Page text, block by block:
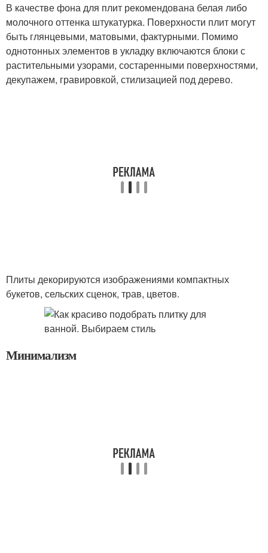
В качестве фона для плит рекомендована белая либо
молочного оттенка штукатурка. Поверхности плит могут
быть глянцевыми, матовыми, фактурными. Помимо
однотонных элементов в укладку включаются блоки с
растительными узорами, состаренными поверхностями,
декупажем, гравировкой, стилизацией под дерево.
Плиты декорируются изображениями компактных
букетов, сельских сценок, трав, цветов.
Минимализм